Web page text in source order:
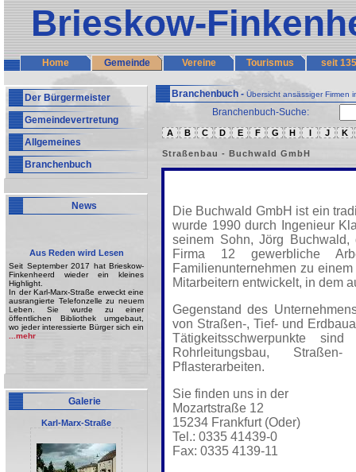
Brieskow-
Home Gemeinde Vereine Tourismus seit
Der Bürgermeister
Gemeindevertretung
Allgemeines
Branchenbuch
News
Aus Reden wird Lesen
Seit September 2017 hat Brieskow-
Finkenheerd wieder ein kleines
Highlight.
In der Karl-Marx-Straße erweckt eine
ausrangierte Telefonzelle zu neuem
Leben. Sie wurde zu einer
öffentlichen Bibliothek umgebaut,
wo jeder interessierte Bürger sich ein
...mehr
Galerie
Karl-Marx-Straße
Branchenbuch - Übersicht ansässiger Firmen
Branchenbuch-Suche:
A B C D E F G H I J K
Straßenbau - Buchwald GmbH
Die Buchwald GmbH ist ein
wurde 1990 durch Ingenieur
seinem Sohn, Jörg Buchwald,
Firma 12 gewerbliche
Familienunternehmen zu
Mitarbeitern entwickelt, in dem
Gegenstand des
von Straßen-, Tief- und
Tätigkeitsschwerpunkte
Rohrleitungsbau,
Pflasterarbeiten.
Sie finden uns in der
Mozartstraße 12
15234 Frankfurt (Oder)
Tel.: 0335 41439-0
Fax: 0335 4139-11